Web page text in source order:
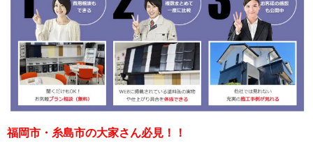
福岡市・糸島市の大家さん必見！！